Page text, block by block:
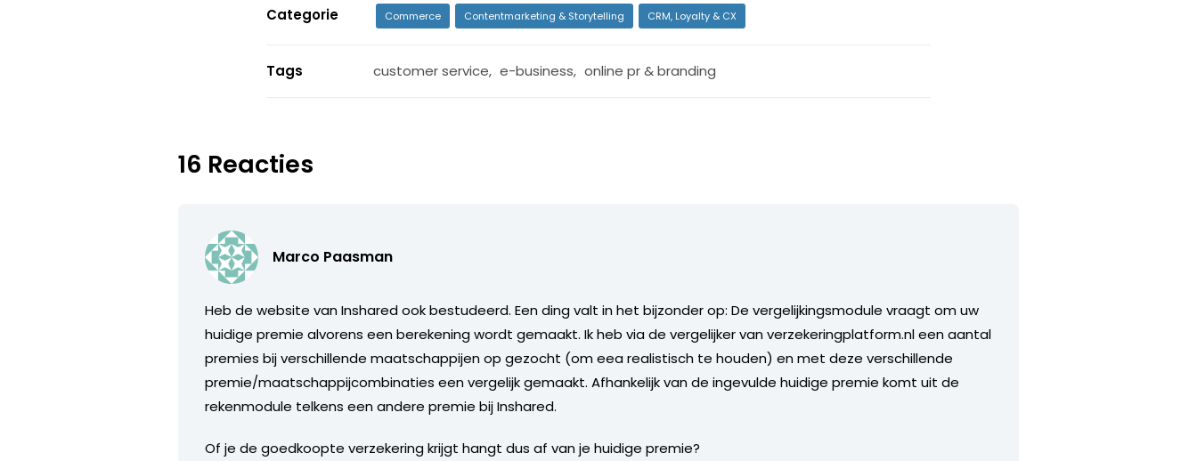
Categorie Commerce Contentmarketing & Storytelling CRM, Loyalty & CX
Tags customer service, e-business, online pr & branding
16 Reacties
Marco Paasman
Heb de website van Inshared ook bestudeerd. Een ding valt in het bijzonder op: De vergelijkingsmodule vraagt om uw
huidige premie alvorens een berekening wordt gemaakt. Ik heb via de vergelijker van verzekeringplatform.nl een aantal
premies bij verschillende maatschappijen op gezocht (om eea realistisch te houden) en met deze verschillende
premie/maatschappijcombinaties een vergelijk gemaakt. Afhankelijk van de ingevulde huidige premie komt uit de
rekenmodule telkens een andere premie bij Inshared.
Of je de goedkoopte verzekering krijgt hangt dus af van je huidige premie?